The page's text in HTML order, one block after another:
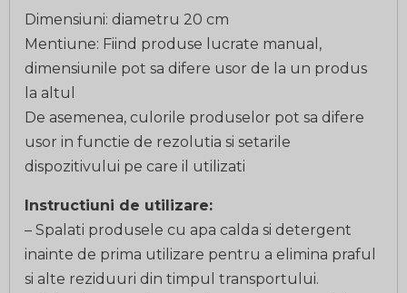
Dimensiuni: diametru 20 cm
Mentiune: Fiind produse lucrate manual,
dimensiunile pot sa difere usor de la un produs
la altul
De asemenea, culorile produselor pot sa difere
usor in functie de rezolutia si setarile
dispozitivului pe care il utilizati
Instructiuni de utilizare:
– Spalati produsele cu apa calda si detergent
inainte de prima utilizare pentru a elimina praful
si alte reziduuri din timpul transportului.